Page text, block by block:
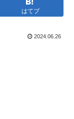
はてブ
2024.06.26